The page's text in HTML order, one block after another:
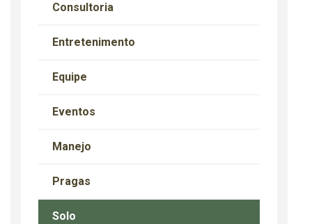
Consultoria
Entretenimento
Equipe
Eventos
Manejo
Pragas
Solo